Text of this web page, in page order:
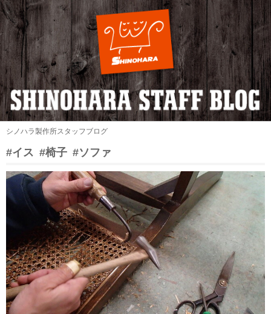
シノハラ製作所スタッフブログ
#イス #椅子 #ソファ